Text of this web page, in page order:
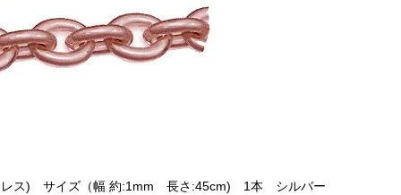
ス) サイズ（幅 約:1mm 長さ:45cm) 1本 シルバー